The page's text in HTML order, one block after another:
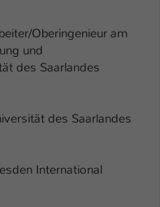
Oberingenieur am
und
des Saarlandes
des Saarlandes
International
Standard-Session-
Benutzer